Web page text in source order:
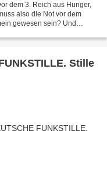
dem 3. Reich aus Hunger,
also die Not vor dem
gewesen sein? Und
Stille